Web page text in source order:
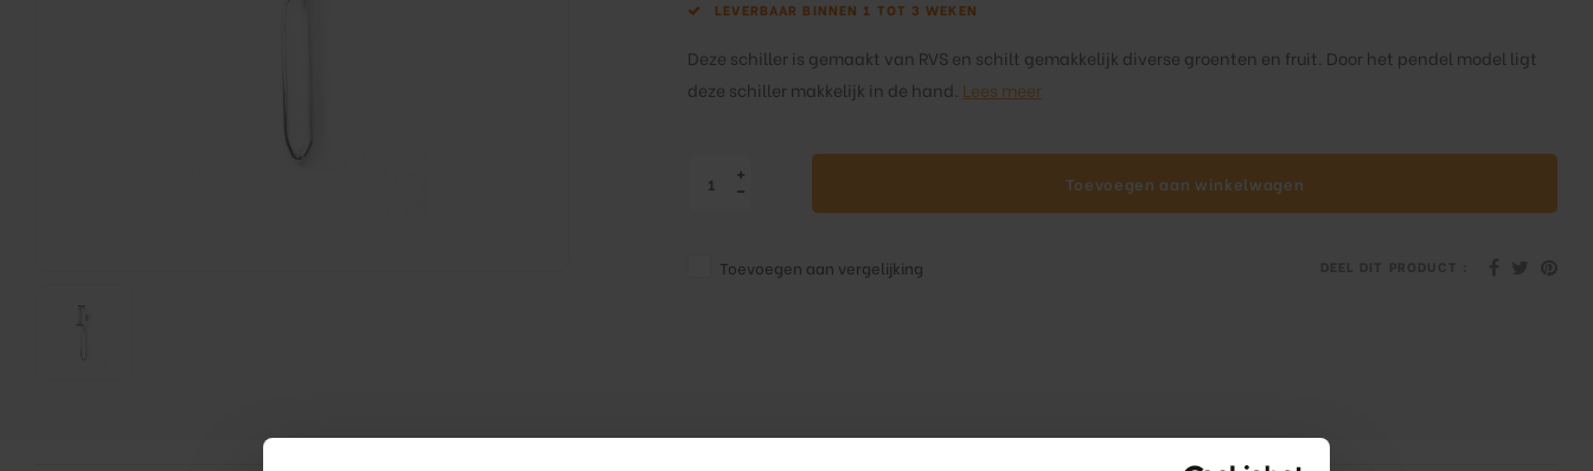
LEVERBAAR BINNEN 1 TOT 3 WEKEN
Deze schiller is gemaakt van RVS en schilt gemakkelijk diverse groenten en fruit. Door het pendel model ligt
deze schiller makkelijk in de hand. Lees meer
Toevoegen aan winkelwagen
Toevoegen aan vergelijking